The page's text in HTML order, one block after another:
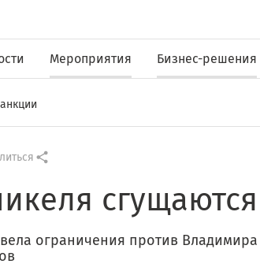
Мероприятия Бизнес-решения
ограничения против